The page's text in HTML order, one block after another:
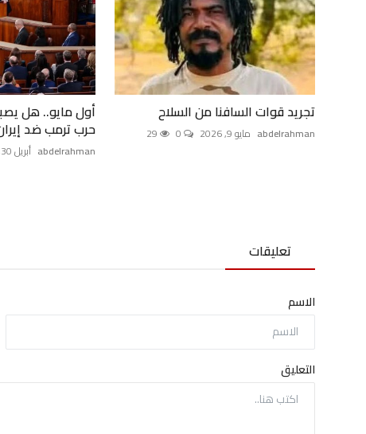
تجريد قوات السافنا من السلاح
abdelrahman مايو 9, 2026
أول مايو.. هل
حرب ترمب ضد
abdelrahman أبريل 30, 2026
تعليقات
الاسم
التعليق